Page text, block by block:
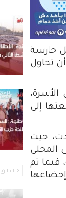
حارسة
تحاول
إلى
حيث
المحلي
فيما تم
السابق